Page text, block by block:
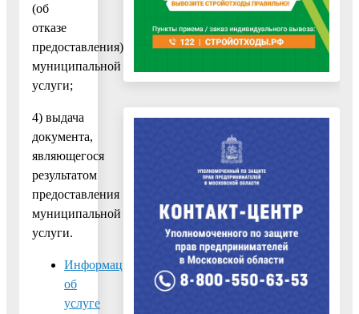
(об
отказе
предоставления)
муниципальной
услуги;
4) выдача
документа,
являющегося
результатом
предоставления
муниципальной
услуги.
Информация
об
услуге